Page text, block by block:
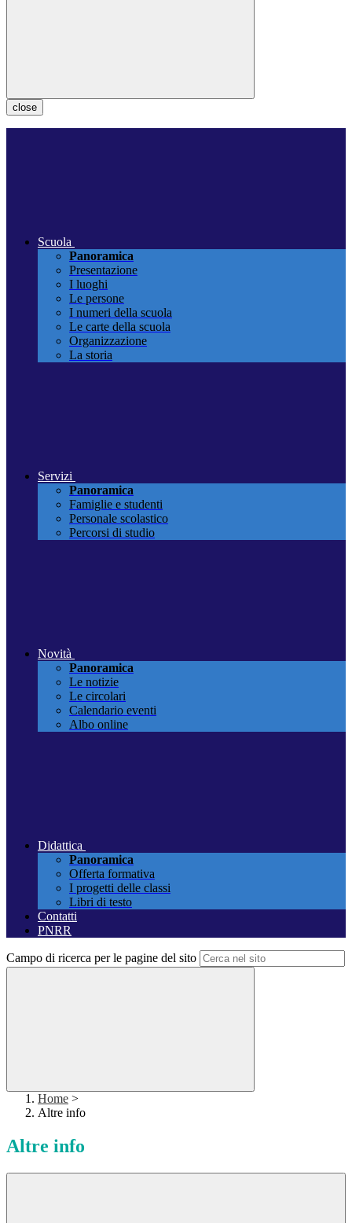
close
Scuola
Panoramica
Presentazione
I luoghi
Le persone
I numeri della scuola
Le carte della scuola
Organizzazione
La storia
Servizi
Panoramica
Famiglie e studenti
Personale scolastico
Percorsi di studio
Novità
Panoramica
Le notizie
Le circolari
Calendario eventi
Albo online
Didattica
Panoramica
Offerta formativa
I progetti delle classi
Libri di testo
Contatti
PNRR
Campo di ricerca per le pagine del sito
Home >
Altre info
Altre info